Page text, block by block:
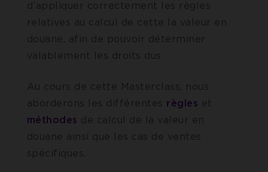
d’appliquer correctement les règles
relatives au calcul de cette la valeur en
douane, afin de pouvoir déterminer
valablement les droits dus
Au cours de cette Masterclass, nous
aborderons les différentes règles et
méthodes de calcul de la valeur en
douane ainsi que les cas de ventes
spécifiques.